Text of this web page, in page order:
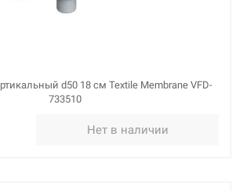
d50 18 см Textile Membrane VFD-
733510
Нет в наличии